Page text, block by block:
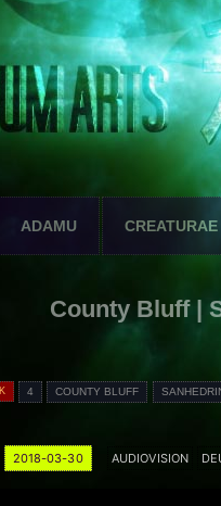
ADAMU CREATURAE
County Bluff |
4 COUNTY BLUFF
2018-03-30 AUDIOVISION